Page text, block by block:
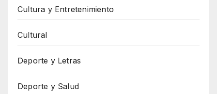
Cultura y Entretenimiento
Cultural
Deporte y Letras
Deporte y Salud